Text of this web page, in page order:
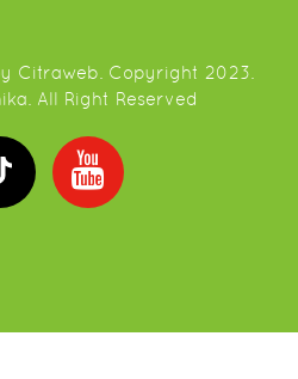
Citraweb . Copyright 2023.
All Right Reserved